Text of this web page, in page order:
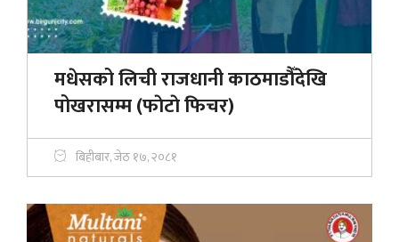
मधेसको लिची राजधानी काठमाडौँदेखि
पोखरासम्म (फाेटाे फिचर)
बिहीबार, जेठ १७, २०८१